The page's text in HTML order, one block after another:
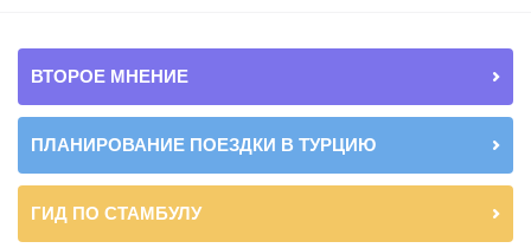
ВТОРОЕ МНЕНИЕ
ПЛАНИРОВАНИЕ ПОЕЗДКИ В ТУРЦИЮ
ГИД ПО СТАМБУЛУ